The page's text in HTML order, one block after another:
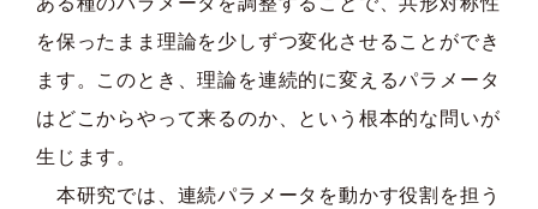
を保ったまま理論を少しずつ変化させることができ
ます。このとき、理論を連続的に変えるパラメータ
はどこからやって来るのか、という根本的な問いが
生じます。
本研究では、連続パラメータを動かす役割を担う